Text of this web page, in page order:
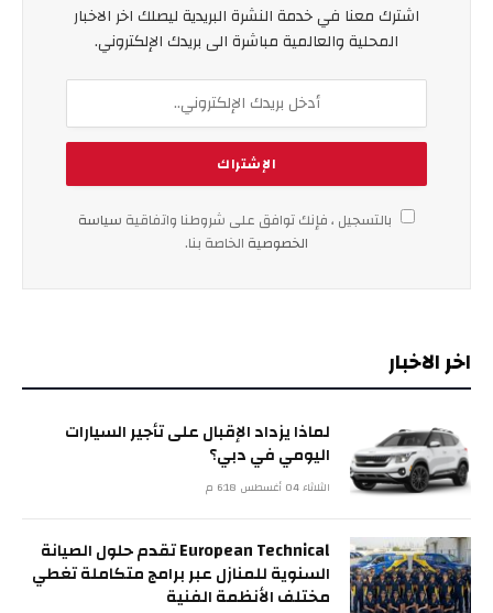
اشترك معنا في خدمة النشرة البريدية ليصلك اخر الاخبار
المحلية والعالمية مباشرة الى بريدك الإلكتروني.
بالتسجيل ، فإنك توافق على شروطنا واتفاقية سياسة
الخصوصية الخاصة بنا.
اخر الاخبار
لماذا يزداد الإقبال على تأجير السيارات
اليومي في دبي؟
الثلاثاء 04 أغسطس 6:18 م
European Technical تقدم حلول الصيانة
السنوية للمنازل عبر برامج متكاملة تغطي
مختلف الأنظمة الفنية